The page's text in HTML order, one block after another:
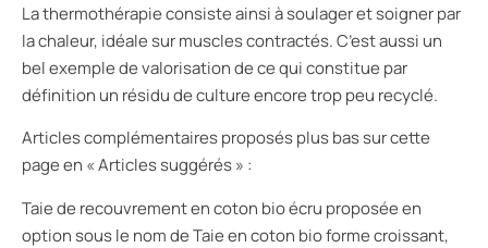
La thermothérapie consiste ainsi à soulager et soigner par
la chaleur, idéale sur muscles contractés. C’est aussi un
bel exemple de valorisation de ce qui constitue par
définition un résidu de culture encore trop peu recyclé.
Articles complémentaires proposés plus bas sur cette
page en « Articles suggérés » :
Taie de recouvrement en coton bio écru proposée en
option sous le nom de Taie en coton bio forme croissant,